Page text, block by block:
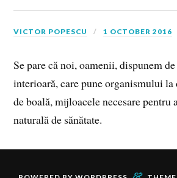
VICTOR POPESCU 1 OCTOBER 2016
Se pare că noi, oamenii, dispunem
interioară, care pune organismului
de boală, mijloacele necesare pentru
naturală de sănătate.